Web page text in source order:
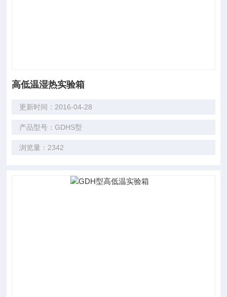
高低温湿热实验箱
更新时间：2016-04-28
产品型号：GDHS型
浏览量：2342